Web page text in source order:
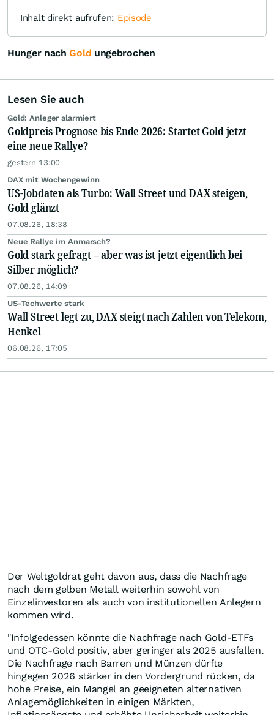
Inhalt direkt aufrufen: Episode
Hunger nachGold ungebrochen
Lesen Sie auch
Gold: Anleger alarmiert
Goldpreis-Prognose bis Ende 2026: Startet Gold jetzt
eine neue Rallye?
gestern 13:00
DAX mit Wochengewinn
US-Jobdaten als Turbo: Wall Street und DAX steigen,
Gold glänzt
07.08.26, 18:38
Neue Rallye im Anmarsch?
Gold stark gefragt – aber was ist jetzt eigentlich bei
Silber möglich?
07.08.26, 14:09
US-Techwerte stark
Wall Street legt zu, DAX steigt nach Zahlen von Telekom,
Henkel
06.08.26, 17:05
Der Weltgoldrat geht davon aus, dass die Nachfrage
nach dem gelben Metall weiterhin sowohl von
Einzelinvestoren als auch von institutionellen Anlegern
kommen wird.
"Infolgedessen könnte die Nachfrage nach Gold-ETFs
und OTC-Gold positiv, aber geringer als 2025 ausfallen.
Die Nachfrage nach Barren und Münzen dürfte
hingegen 2026 stärker in den Vordergrund rücken, da
hohe Preise, ein Mangel an geeigneten alternativen
Anlagemöglichkeiten in einigen Märkten,